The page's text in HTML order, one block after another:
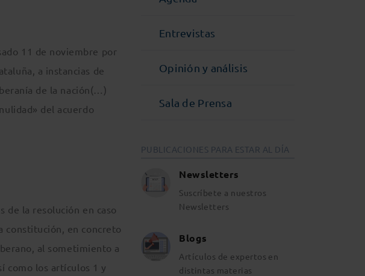
11 de noviembre por
a instancias de
de la nación(…)
del acuerdo
de la resolución en caso
constitución, en concreto
al sometimiento a
como los artículos 1 y
Entrevistas
Opinión y análisis
Sala de Prensa
PUBLICACIONES PARA ESTAR AL DÍA
Newsletters
Suscríbete a nuestros
Newsletters
Blogs
Artículos de expertos en
distintas materias